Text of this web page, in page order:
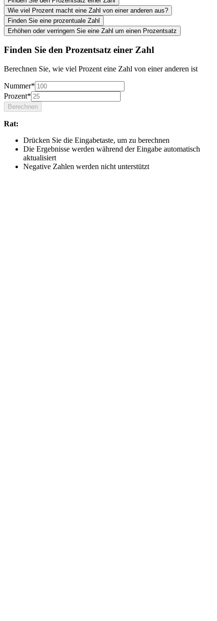
Wie viel Prozent macht eine Zahl von einer anderen aus?
Finden Sie eine prozentuale Zahl
Erhöhen oder verringern Sie eine Zahl um einen Prozentsatz
Finden Sie den Prozentsatz einer Zahl
Berechnen Sie, wie viel Prozent eine Zahl von einer anderen ist
Nummer*
Prozent*
Berechnen
Rat:
Drücken Sie die Eingabetaste, um zu berechnen
Die Ergebnisse werden während der Eingabe automatisch
aktualisiert
Negative Zahlen werden nicht unterstützt